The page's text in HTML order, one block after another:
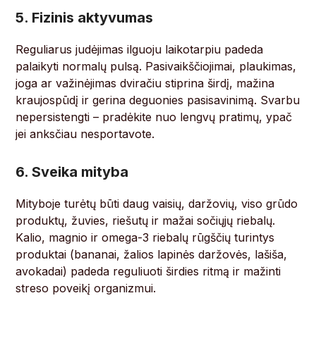
5. Fizinis aktyvumas
Reguliarus judėjimas ilguoju laikotarpiu padeda
palaikyti normalų pulsą. Pasivaikščiojimai, plaukimas,
joga ar važinėjimas dviračiu stiprina širdį, mažina
kraujospūdį ir gerina deguonies pasisavinimą. Svarbu
nepersistengti – pradėkite nuo lengvų pratimų, ypač
jei anksčiau nesportavote.
6. Sveika mityba
Mityboje turėtų būti daug vaisių, daržovių, viso grūdo
produktų, žuvies, riešutų ir mažai sočiųjų riebalų.
Kalio, magnio ir omega-3 riebalų rūgščių turintys
produktai (bananai, žalios lapinės daržovės, lašiša,
avokadai) padeda reguliuoti širdies ritmą ir mažinti
streso poveikį organizmui.